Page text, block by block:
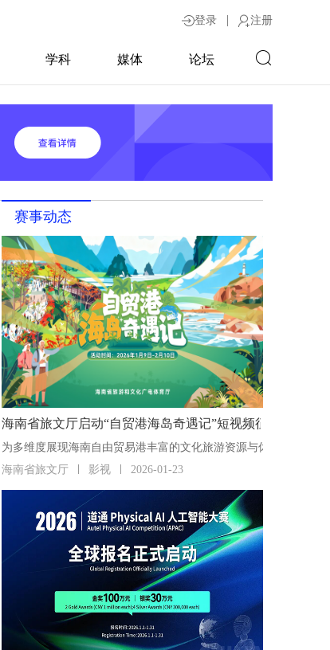
登录 | 注册
学科 媒体 论坛
赛事动态
海南省旅文厅启动“自贸港海岛奇遇记”短视频征集活动
海南省旅文厅 影视 2026-01-23